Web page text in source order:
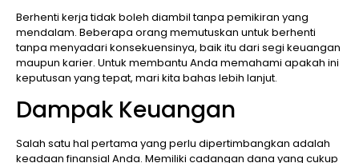
Berhenti kerja tidak boleh diambil tanpa pemikiran yang
mendalam. Beberapa orang memutuskan untuk berhenti
tanpa menyadari konsekuensinya, baik itu dari segi keuangan
maupun karier. Untuk membantu Anda memahami apakah ini
keputusan yang tepat, mari kita bahas lebih lanjut.
Dampak Keuangan
Salah satu hal pertama yang perlu dipertimbangkan adalah
keadaan finansial Anda. Memiliki cadangan dana yang cukup